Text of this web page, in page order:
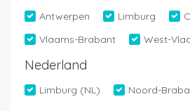
Antwerpen Limburg
Vlaams-Brabant
West-
Nederland
Limburg (NL) Noord-